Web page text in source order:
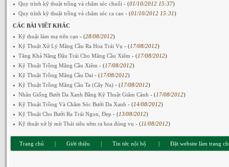
Quy trình kỹ thuật trồng và chăm sóc chuối - (01/10/2012 15:37)
Quy trình kỹ thuật trồng và chăm sóc ca cao - (01/10/2012 15:31)
CÁC BÀI VIẾT KHÁC
Kỹ thuật làm mạ trên cạn - (28/08/2012)
Kỹ Thuật Xử Lý Mãng Cầu Ra Hoa Trái Vụ - (17/08/2012)
Tăng Khả Năng Đậu Trái Cho Mãng Cầu Xiêm - (17/08/2012)
Kỹ Thuật Trồng Mãng Cầu Xiêm - (17/08/2012)
Kỹ Thuật Trồng Mãng Cầu Dai - (17/08/2012)
Kỹ Thuật Trồng Mãng Cầu Ta (Cây Na) - (17/08/2012)
Nhân Giống Bưởi Da Xanh Bằng Kỹ Thuật Giâm Cành - (17/08/2012)
Kỹ Thuật Trồng Và Chăm Sóc Bưởi Da Xanh - (14/08/2012)
Kỹ Thuật Cho Bưởi Ra Trái Ngon, Đẹp - (13/08/2012)
Kỹ thuật xử lý mít Thái siêu sớm ra hoa đúng vụ - (11/08/2012)
Trang chủ | Giới thiệu | Tin tức nội bộ | Đặt website làm trang